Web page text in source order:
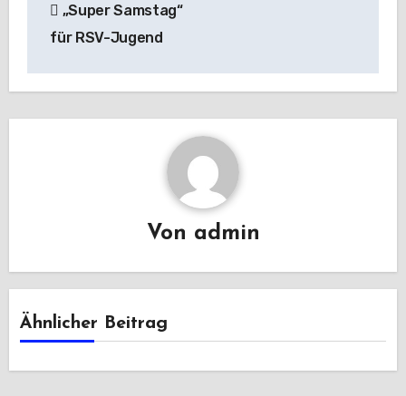
„Super Samstag“
für RSV-Jugend
Von admin
Ähnlicher Beitrag